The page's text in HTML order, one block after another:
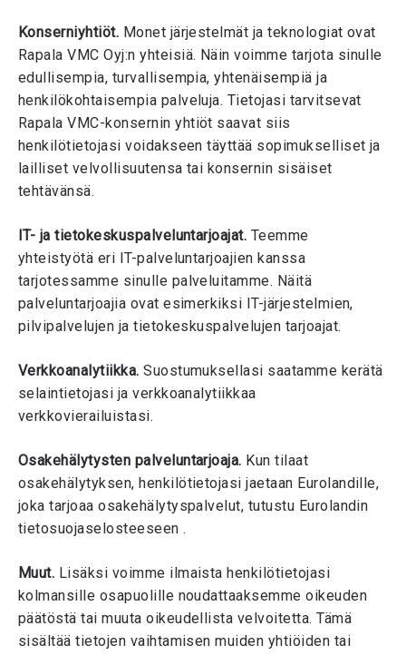
Konserniyhtiöt. Monet järjestelmät ja teknologiat ovat
Rapala VMC Oyj:n yhteisiä. Näin voimme tarjota sinulle
edullisempia, turvallisempia, yhtenäisempiä ja
henkilökohtaisempia palveluja. Tietojasi tarvitsevat
Rapala VMC-konsernin yhtiöt saavat siis
henkilötietojasi voidakseen täyttää sopimukselliset ja
lailliset velvollisuutensa tai konsernin sisäiset
tehtävänsä.
IT- ja tietokeskuspalveluntarjoajat. Teemme
yhteistyötä eri IT-palveluntarjoajien kanssa
tarjotessamme sinulle palveluitamme. Näitä
palveluntarjoajia ovat esimerkiksi IT-järjestelmien,
pilvipalvelujen ja tietokeskuspalvelujen tarjoajat.
Verkkoanalytiikka.Suostumuksellasi saatamme kerätä
selaintietojasi ja verkkoanalytiikkaa
verkkovierailuistasi.
Osakehälytysten palveluntarjoaja. Kun tilaat
osakehälytyksen, henkilötietojasi jaetaan Eurolandille,
joka tarjoaa osakehälytyspalvelut, tutustu Eurolandin
tietosuojaselosteeseen .
Muut. Lisäksi voimme ilmaista henkilötietojasi
kolmansille osapuolille noudattaaksemme oikeuden
päätöstä tai muuta oikeudellista velvoitetta. Tämä
sisältää tietojen vaihtamisen muiden yhtiöiden tai